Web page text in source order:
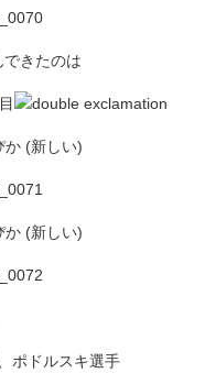
きたのは
ポドルスキ選手